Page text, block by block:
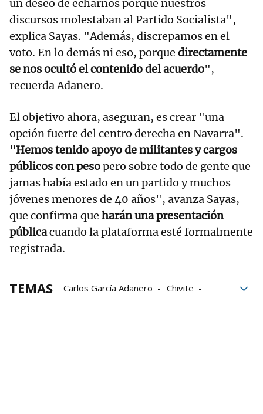
un deseo de echarnos porque nuestros
discursos molestaban al Partido Socialista",
explica Sayas. "Además, discrepamos en el
voto. En lo demás ni eso, porque directamente
se nos ocultó el contenido del acuerdo",
recuerda Adanero.
El objetivo ahora, aseguran, es crear "una
opción fuerte del centro derecha en Navarra".
"Hemos tenido apoyo de militantes y cargos
públicos con pesopero sobre todo de gente que
jamas había estado en un partido y muchos
jóvenes menores de 40 años", avanza Sayas,
que confirma que harán una presentación
públicacuando la plataforma esté formalmente
registrada.
TEMAS Carlos García Adanero
Chivite